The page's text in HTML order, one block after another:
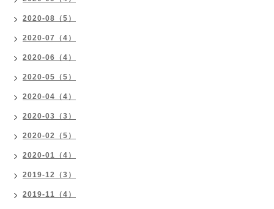
2020-08（5）
2020-07（4）
2020-06（4）
2020-05（5）
2020-04（4）
2020-03（3）
2020-02（5）
2020-01（4）
2019-12（3）
2019-11（4）